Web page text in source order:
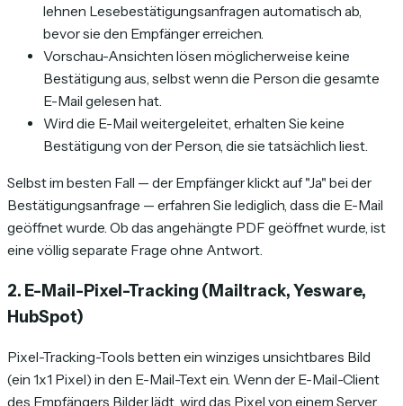
lehnen Lesebestätigungsanfragen automatisch ab,
bevor sie den Empfänger erreichen.
Vorschau-Ansichten lösen möglicherweise keine
Bestätigung aus, selbst wenn die Person die gesamte
E-Mail gelesen hat.
Wird die E-Mail weitergeleitet, erhalten Sie keine
Bestätigung von der Person, die sie tatsächlich liest.
Selbst im besten Fall — der Empfänger klickt auf "Ja" bei der
Bestätigungsanfrage — erfahren Sie lediglich, dass die E-Mail
geöffnet wurde. Ob das angehängte PDF geöffnet wurde, ist
eine völlig separate Frage ohne Antwort.
2. E-Mail-Pixel-Tracking (Mailtrack, Yesware,
HubSpot)
Pixel-Tracking-Tools betten ein winziges unsichtbares Bild
(ein 1x1 Pixel) in den E-Mail-Text ein. Wenn der E-Mail-Client
des Empfängers Bilder lädt, wird das Pixel von einem Server